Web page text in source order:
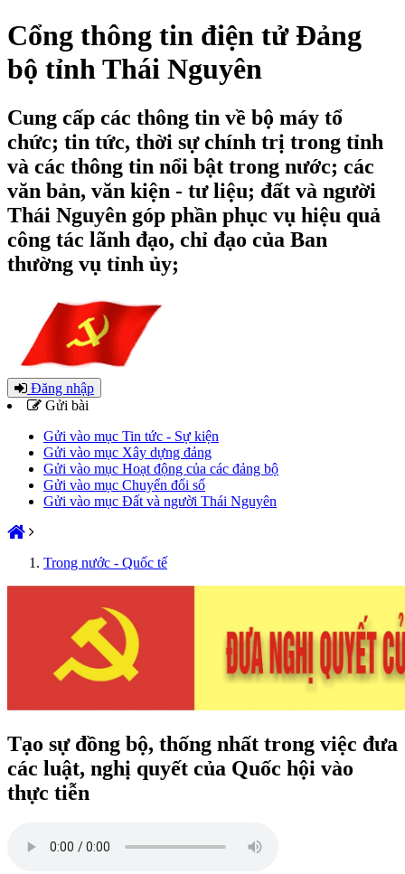
Cổng thông tin điện tử Đảng
bộ tỉnh Thái Nguyên
Cung cấp các thông tin về bộ máy tổ
chức; tin tức, thời sự chính trị trong tỉnh
và các thông tin nổi bật trong nước; các
văn bản, văn kiện - tư liệu; đất và người
Thái Nguyên góp phần phục vụ hiệu quả
công tác lãnh đạo, chỉ đạo của Ban
thường vụ tỉnh ủy;
Đăng nhập
Gửi bài
Gửi vào mục Tin tức - Sự kiện
Gửi vào mục Xây dựng đảng
Gửi vào mục Hoạt động của các đảng bộ
Gửi vào mục Chuyển đổi số
Gửi vào mục Đất và người Thái Nguyên
Trong nước - Quốc tế
Tạo sự đồng bộ, thống nhất trong việc đưa
các luật, nghị quyết của Quốc hội vào
thực tiễn